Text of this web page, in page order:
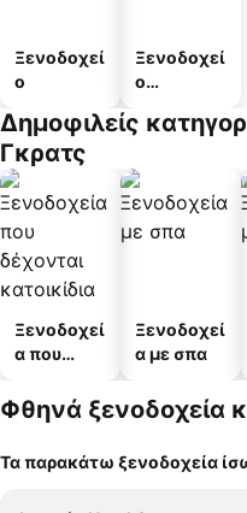
Ξενοδοχεί
ο
Ξενοδοχεί
ο
άτων
Δημοφιλείς
Γκρατς
Ξενοδοχεί
α που
κατοικίδι
Ξενοδοχεί
α με σπα
Φθηνά ξενοδοχεία
Τα παρακάτω ξενοδοχεία